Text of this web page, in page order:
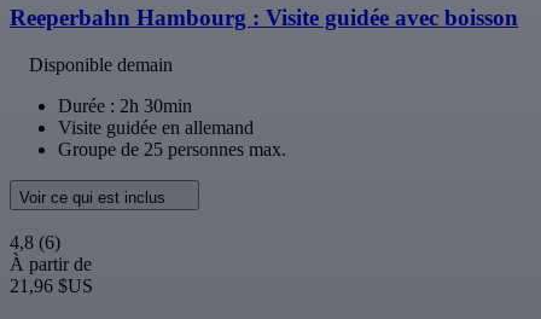
Reeperbahn Hambourg : Visite guidée avec boisson
Disponible demain
Durée : 2h 30min
Visite guidée en allemand
Groupe de 25 personnes max.
Voir ce qui est inclus
4,8 (6)
À partir de
21,96 $US